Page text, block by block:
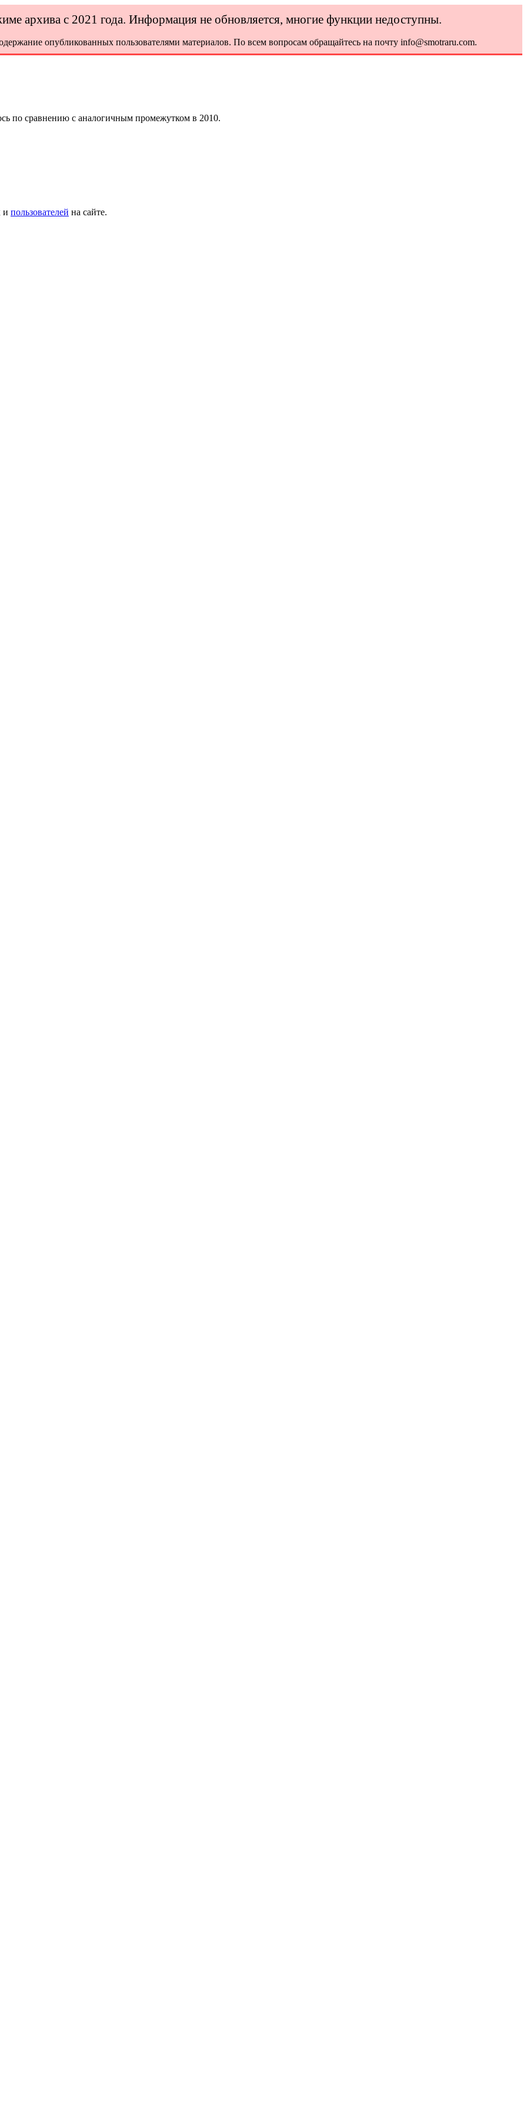
архива с 2021 года. Информация не обновляется, многие функции недоступны.
опубликованных пользователями материалов. По всем вопросам обращайтесь на почту info@smotraru.com.
по сравнению с аналогичным промежутком в 2010.
и пользователей на сайте.